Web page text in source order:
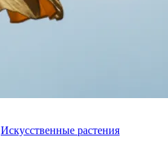
Искусственные растения